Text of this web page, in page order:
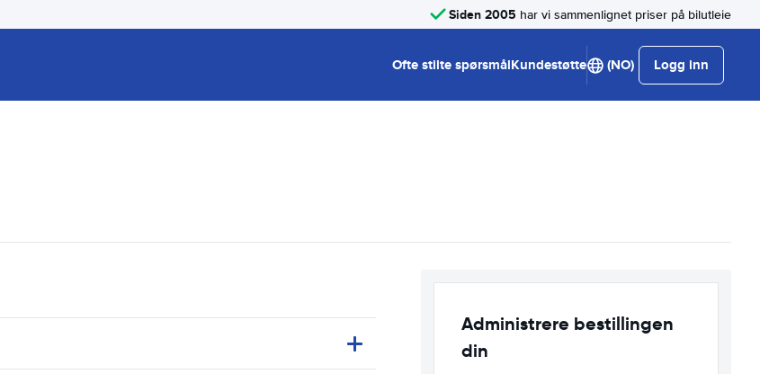
Siden 2005 har vi sammenlignet priser på bilutleie
Ofte stilte spørsmålKundestøtte (NO) Logg inn
Administrere bestillingen
din